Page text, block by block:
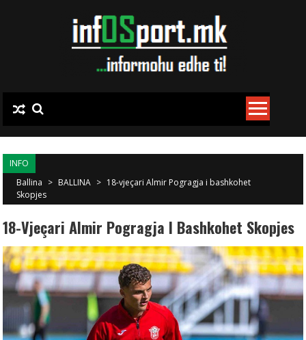
INFO
Ballina > BALLINA > 18-vjeçari Almir Pogragja i bashkohet
Skopjes
18-Vjeçari Almir Pogragja I Bashkohet Skopjes